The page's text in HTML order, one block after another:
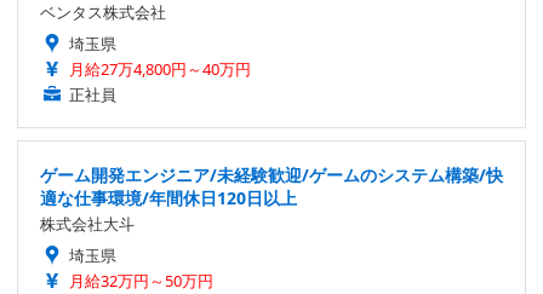
ベンタス株式会社
埼玉県
月給27万4,800円～40万円
正社員
ゲーム開発エンジニア/未経験歓迎/ゲームのシステム構築/快
適な仕事環境/年間休日120日以上
株式会社大斗
埼玉県
月給32万円～50万円